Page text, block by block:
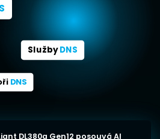
SlužbyDNS
DNS